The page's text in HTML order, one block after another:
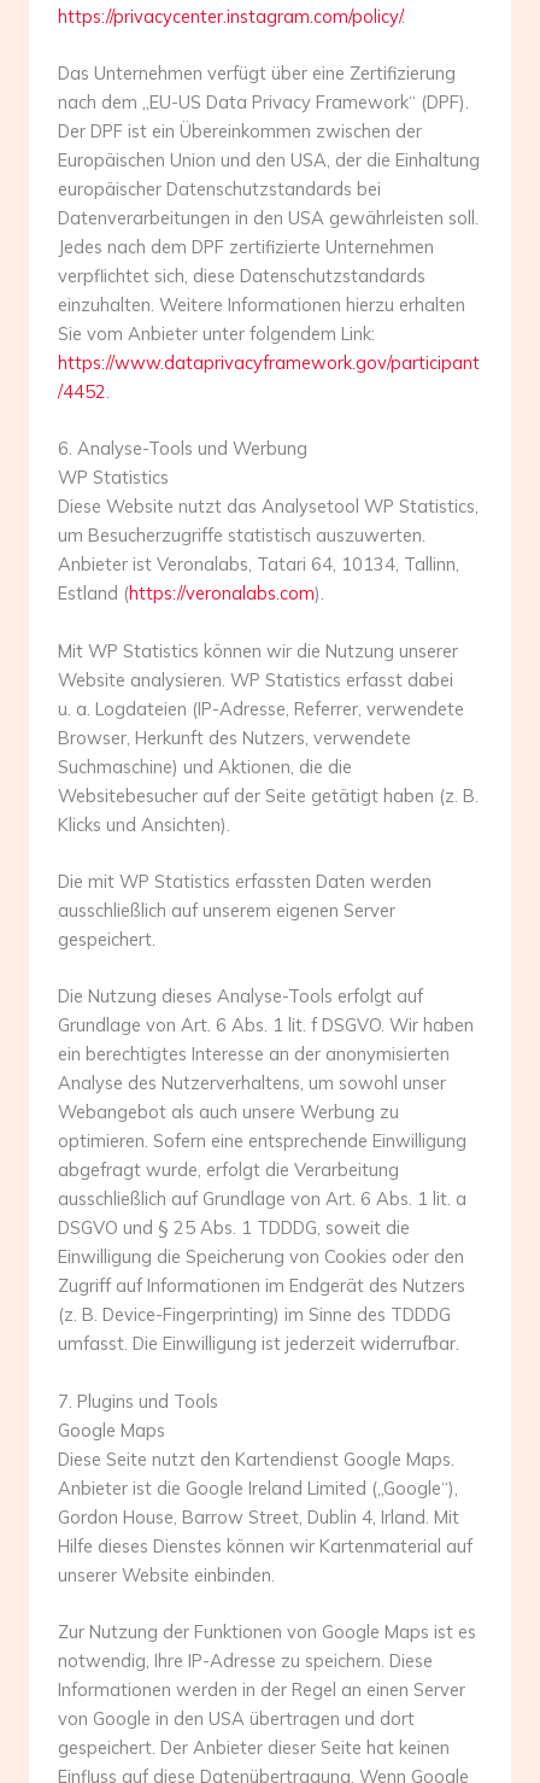
https://privacycenter.instagram.com/policy/.
Das Unternehmen verfügt über eine Zertifizierung
nach dem „EU-US Data Privacy Framework“ (DPF).
Der DPF ist ein Übereinkommen zwischen der
Europäischen Union und den USA, der die Einhaltung
europäischer Datenschutzstandards bei
Datenverarbeitungen in den USA gewährleisten soll.
Jedes nach dem DPF zertifizierte Unternehmen
verpflichtet sich, diese Datenschutzstandards
einzuhalten. Weitere Informationen hierzu erhalten
Sie vom Anbieter unter folgendem Link:
https://www.dataprivacyframework.gov/participant
/4452.
6. Analyse-Tools und Werbung
WP Statistics
Diese Website nutzt das Analysetool WP Statistics,
um Besucherzugriffe statistisch auszuwerten.
Anbieter ist Veronalabs, Tatari 64, 10134, Tallinn,
Estland (https://veronalabs.com).
Mit WP Statistics können wir die Nutzung unserer
Website analysieren. WP Statistics erfasst dabei
u. a. Logdateien (IP-Adresse, Referrer, verwendete
Browser, Herkunft des Nutzers, verwendete
Suchmaschine) und Aktionen, die die
Websitebesucher auf der Seite getätigt haben (z. B.
Klicks und Ansichten).
Die mit WP Statistics erfassten Daten werden
ausschließlich auf unserem eigenen Server
gespeichert.
Die Nutzung dieses Analyse-Tools erfolgt auf
Grundlage von Art. 6 Abs. 1 lit. f DSGVO. Wir haben
ein berechtigtes Interesse an der anonymisierten
Analyse des Nutzerverhaltens, um sowohl unser
Webangebot als auch unsere Werbung zu
optimieren. Sofern eine entsprechende Einwilligung
abgefragt wurde, erfolgt die Verarbeitung
ausschließlich auf Grundlage von Art. 6 Abs. 1 lit. a
DSGVO und § 25 Abs. 1 TDDDG, soweit die
Einwilligung die Speicherung von Cookies oder den
Zugriff auf Informationen im Endgerät des Nutzers
(z. B. Device-Fingerprinting) im Sinne des TDDDG
umfasst. Die Einwilligung ist jederzeit widerrufbar.
7. Plugins und Tools
Google Maps
Diese Seite nutzt den Kartendienst Google Maps.
Anbieter ist die Google Ireland Limited („Google“),
Gordon House, Barrow Street, Dublin 4, Irland. Mit
Hilfe dieses Dienstes können wir Kartenmaterial auf
unserer Website einbinden.
Zur Nutzung der Funktionen von Google Maps ist es
notwendig, Ihre IP-Adresse zu speichern. Diese
Informationen werden in der Regel an einen Server
von Google in den USA übertragen und dort
gespeichert. Der Anbieter dieser Seite hat keinen
Einfluss auf diese Datenübertragung. Wenn Google